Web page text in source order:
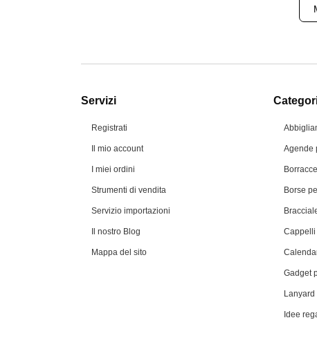
Servizi
Registrati
Il mio account
I miei ordini
Strumenti di vendita
Servizio importazioni
Il nostro Blog
Mappa del sito
Agende
Borse
Cappelli
Gadget
Lanyard
Idee